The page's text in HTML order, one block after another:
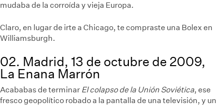
mudaba de la corroída y vieja Europa.
Claro, en lugar de irte a Chicago, te compraste una Bolex en
Williamsburgh.
02. Madrid, 13 de octubre de 2009,
La Enana Marrón
Acababas de terminar El colapso de la Unión Soviética, ese
fresco geopolítico robado a la pantalla de una televisión, y un